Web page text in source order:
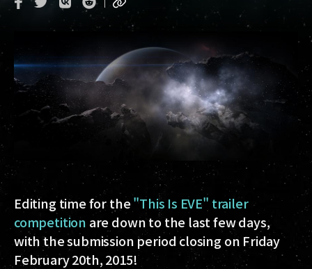
Editing time for the"This Is EVE" trailer
competition are down to the last few days,
with the submission period closing on Friday
February 20th, 2015!